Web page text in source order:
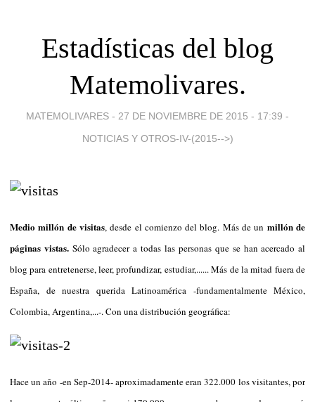
Estadísticas del blog
Matemolivares.
MATEMOLIVARES - 27 DE NOVIEMBRE DE 2015 - 17:39 -
NOTICIAS Y OTROS-IV-(2015-->)
Medio millón de visitas, desde el comienzo del blog. Más de un millón de
páginas vistas.Sólo agradecer a todas las personas que se han acercado al
blog para entretenerse, leer, profundizar, estudiar,...... Más de la mitad fuera de
España, de nuestra querida Latinoamérica -fundamentalmente México,
Colombia, Argentina,...-. Con una distribución geográfica:
Hace un año -en Sep-2014- aproximadamente eran 322.000 los visitantes, por